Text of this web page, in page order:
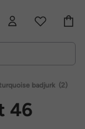
badjurk (2)
46